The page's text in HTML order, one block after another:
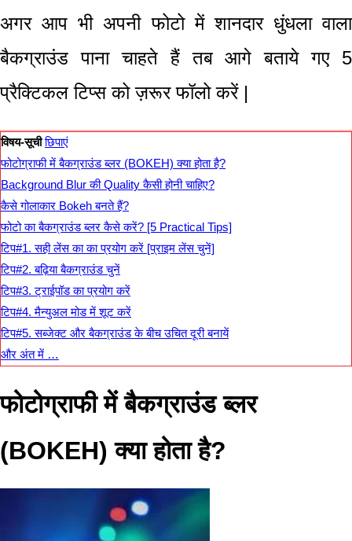
अगर आप भी अपनी फोटो में शानदार धुंधला वाला
बैकग्राउंड पाना चाहते हैं तब आगे बताये गए 5
प्रैक्टिकल टिप्स को ज़रूर फॉलो करें |
विषय-सूचीछिपाएं
फोटोग्राफी में बैकग्राउंड ब्लर (BOKEH) क्या होता है?
Background Blur की Quality कैसी होनी चाहिए?
कैसे गोलाकार Bokeh बनते हैं?
फोटो का बैकग्राउंड ब्लर कैसे करें? [5 Practical Tips]
टिप#1. सही लेंस का का प्रयोग करें [प्राइम लेंस चुनें]
टिप#2. बढ़िया बैकग्राउंड चुनें
टिप#3. ट्राईपॉड का प्रयोग करें
टिप#4. मैन्युअल मोड में शूट करें
टिप#5. सब्जेक्ट और बैकग्राउंड के बीच उचित दूरी बनायें
और अंत में …
फोटोग्राफी में बैकग्राउंड ब्लर
(BOKEH) क्या होता है?